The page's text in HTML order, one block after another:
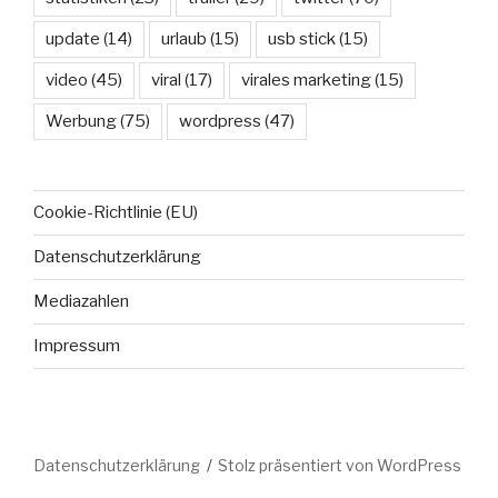
update (14) urlaub (15) usb stick(15)
video (45) viral (17) virales marketing(15)
Werbung(75) wordpress (47)
Cookie-Richtlinie (EU)
Datenschutzerklärung
Mediazahlen
Impressum
Datenschutzerklärung Stolz präsentiert von WordPress